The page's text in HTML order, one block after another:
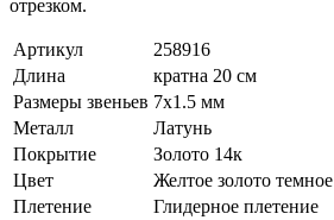
отрезком.
Артикул
258916
Длина
кратна 20 см
Размеры звеньев 7x1.5 мм
Металл
Латунь
Покрытие
Золото 14к
Цвет
Желтое золото темное
Плетение
Глидерное плетение